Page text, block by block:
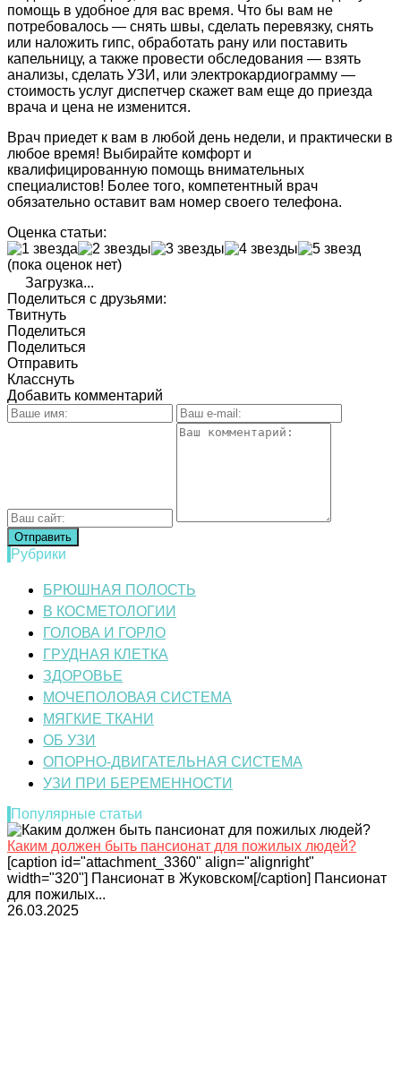
помощь в удобное для вас время. Что бы вам не
потребовалось — снять швы, сделать перевязку, снять
или наложить гипс, обработать рану или поставить
капельницу, а также провести обследования — взять
анализы, сделать УЗИ, или электрокардиограмму —
стоимость услуг диспетчер скажет вам еще до приезда
врача и цена не изменится.
Врач приедет к вам в любой день недели, и практически в
любое время! Выбирайте комфорт и
квалифицированную помощь внимательных
специалистов! Более того, компетентный врач
обязательно оставит вам номер своего телефона.
Оценка статьи:
(пока оценок нет)
Загрузка...
Поделиться с друзьями:
Твитнуть
Поделиться
Поделиться
Отправить
Класснуть
Добавить комментарий
Рубрики
БРЮШНАЯ ПОЛОСТЬ
В КОСМЕТОЛОГИИ
ГОЛОВА И ГОРЛО
ГРУДНАЯ КЛЕТКА
ЗДОРОВЬЕ
МОЧЕПОЛОВАЯ СИСТЕМА
МЯГКИЕ ТКАНИ
ОБ УЗИ
ОПОРНО-ДВИГАТЕЛЬНАЯ СИСТЕМА
УЗИ ПРИ БЕРЕМЕННОСТИ
Популярные статьи
Каким должен быть пансионат для пожилых людей?
[caption id="attachment_3360" align="alignright"
width="320"] Пансионат в Жуковском[/caption] Пансионат
для пожилых...
26.03.2025